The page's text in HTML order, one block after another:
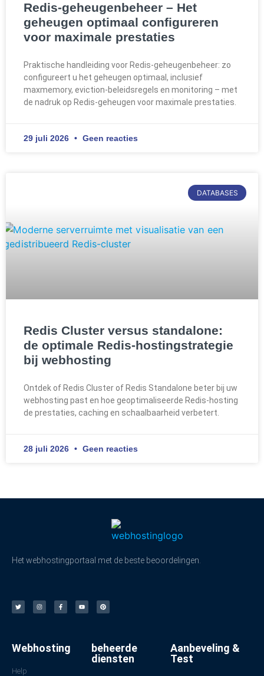
Redis-geheugenbeheer – Het
geheugen optimaal configureren
voor maximale prestaties
Praktische handleiding voor Redis-geheugenbeheer: zo
configureert u het geheugen optimaal, inclusief
maxmemory, eviction-beleidsregels en monitoring – met
de nadruk op Redis-geheugen voor maximale prestaties.
29 juli 2026 Geen reacties
DATABASES
Redis Cluster versus standalone:
de optimale Redis-hostingstrategie
bij webhosting
Ontdek of Redis Cluster of Redis Standalone beter bij uw
webhosting past en hoe geoptimaliseerde Redis-hosting
de prestaties, caching en schaalbaarheid verbetert.
28 juli 2026 Geen reacties
Het webhostingportaal met de beste beoordelingen.
Webhosting
Help
beheerde
diensten
Aanbeveling &
Test